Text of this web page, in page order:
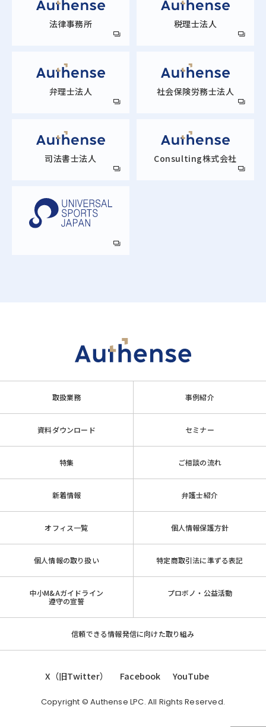
法律事務所 税理士法人
弁理士法人 社会保険労務士法人
司法書士法人 Consulting株式会社
取扱業務 事例紹介
資料ダウンロード セミナー
特集 ご相談の流れ
新着情報 弁護士紹介
オフィス一覧 個人情報保護方針
個人情報の取り扱い 特定商取引法に準ずる表記
中小M&Aガイドライン
遵守の宣誓
プロボノ・公益活動
信頼できる情報発信に向けた取り組み
X（旧Twitter） Facebook YouTube
Copyright © Authense LPC. All Rights Reserved.